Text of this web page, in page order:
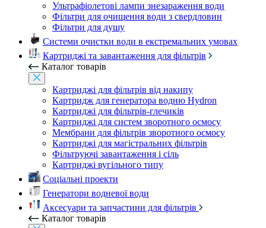
Ультрафіолетові лампи знезараження води
Фільтри для очищення води з свердловин
Фільтри для душу
Системи очистки води в екстремальних умовах
Картриджі та завантаження для фільтрів
Каталог товарів
Картриджі для фільтрів від накипу
Картридж для генератора водню Hydron
Картриджі для фільтрів-глечиків
Картриджі для систем зворотного осмосу
Мембрани для фільтрів зворотного осмосу
Картриджі для магістральних фільтрів
Фільтруючі завантаження і сіль
Картриджі вугільного типу
Соціальні проекти
Генератори водневої води
Аксесуари та запчастини для фільтрів
Каталог товарів